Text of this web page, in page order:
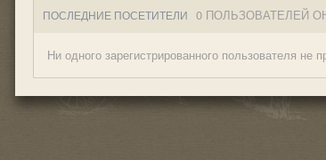
ПОСЛЕДНИЕ ПОСЕТИТЕЛИ 0 ПОЛЬЗОВАТЕЛЕЙ
Ни одного зарегистрированного пользователя не